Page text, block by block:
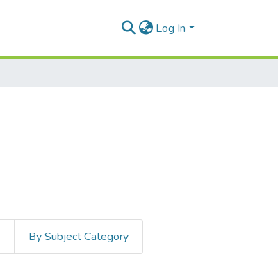
Log In
By Subject Category